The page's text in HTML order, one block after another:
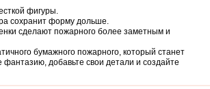
фигуры.
сохранит форму дольше.
сделают пожарного более заметным и
бумажного пожарного, который станет
добавьте свои детали и создайте